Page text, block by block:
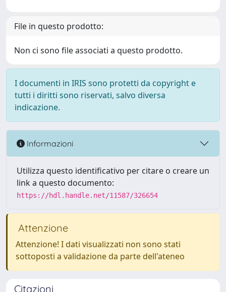
File in questo prodotto:
Non ci sono file associati a questo prodotto.
I documenti in IRIS sono protetti da copyright e
tutti i diritti sono riservati, salvo diversa
indicazione.
Informazioni
Utilizza questo identificativo per citare o creare un
link a questo documento:
https://hdl.handle.net/11587/326654
Attenzione
Attenzione! I dati visualizzati non sono stati
sottoposti a validazione da parte dell'ateneo
Citazioni